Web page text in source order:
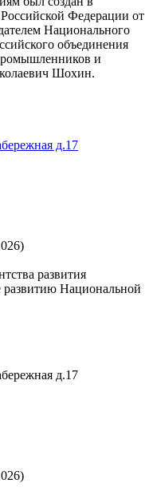
Федерации от
Национального
объединения
и
Шохин.
д.17
развития
развитию Национальной
д.17